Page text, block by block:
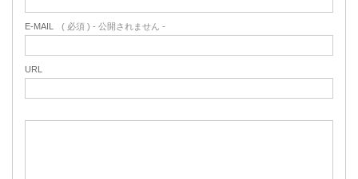
E-MAIL ( 必須 ) - 公開されません -
URL